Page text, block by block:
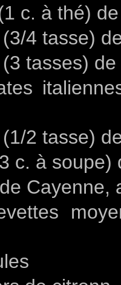
c. à thé)
4 tasse)
tasses)
2 tasse)
c. à soupe)
Cayenne,